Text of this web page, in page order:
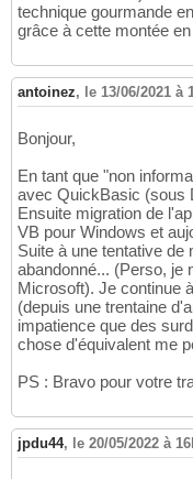
technique gourmande
grâce à cette montée
antoinez, le 13/06/2021 à
Bonjour,
En tant que "non
avec QuickBasic (sous
Ensuite migration de
VB pour Windows et
Suite à une tentative de
abandonné... (Perso, je
Microsoft). Je continue
(depuis une trentaine
impatience que des
chose d'équivalent me
PS : Bravo pour votre
jpdu44, le 20/05/2022 à